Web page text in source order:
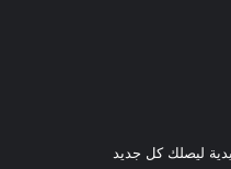
ليصلك كل جديد